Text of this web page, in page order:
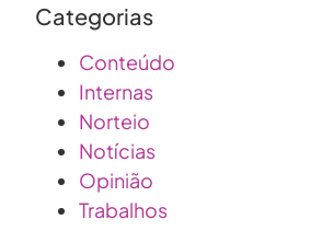
Categorias
Conteúdo
Internas
Norteio
Notícias
Opinião
Trabalhos